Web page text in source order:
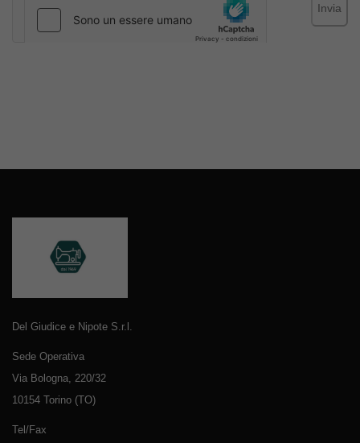
Invia
Del Giudice e Nipote S.r.l.
Sede Operativa
Via Bologna, 220/32
10154 Torino (TO)
Tel/Fax